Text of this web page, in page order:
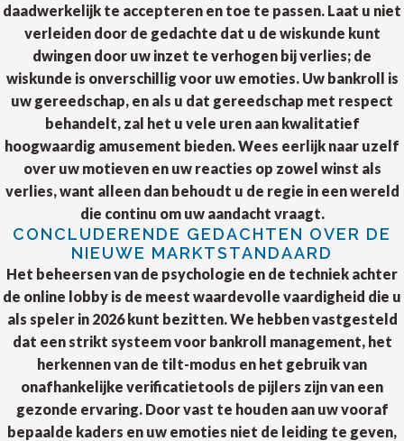
daadwerkelijk te accepteren en toe te passen. Laat u niet
verleiden door de gedachte dat u de wiskunde kunt
dwingen door uw inzet te verhogen bij verlies; de
wiskunde is onverschillig voor uw emoties. Uw bankroll is
uw gereedschap, en als u dat gereedschap met respect
behandelt, zal het u vele uren aan kwalitatief
hoogwaardig amusement bieden. Wees eerlijk naar uzelf
over uw motieven en uw reacties op zowel winst als
verlies, want alleen dan behoudt u de regie in een wereld
die continu om uw aandacht vraagt.
CONCLUDERENDE GEDACHTEN OVER DE
NIEUWE MARKTSTANDAARD
Het beheersen van de psychologie en de techniek achter
de online lobby is de meest waardevolle vaardigheid die u
als speler in 2026 kunt bezitten. We hebben vastgesteld
dat een strikt systeem voor bankroll management, het
herkennen van de tilt-modus en het gebruik van
onafhankelijke verificatietools de pijlers zijn van een
gezonde ervaring. Door vast te houden aan uw vooraf
bepaalde kaders en uw emoties niet de leiding te geven,